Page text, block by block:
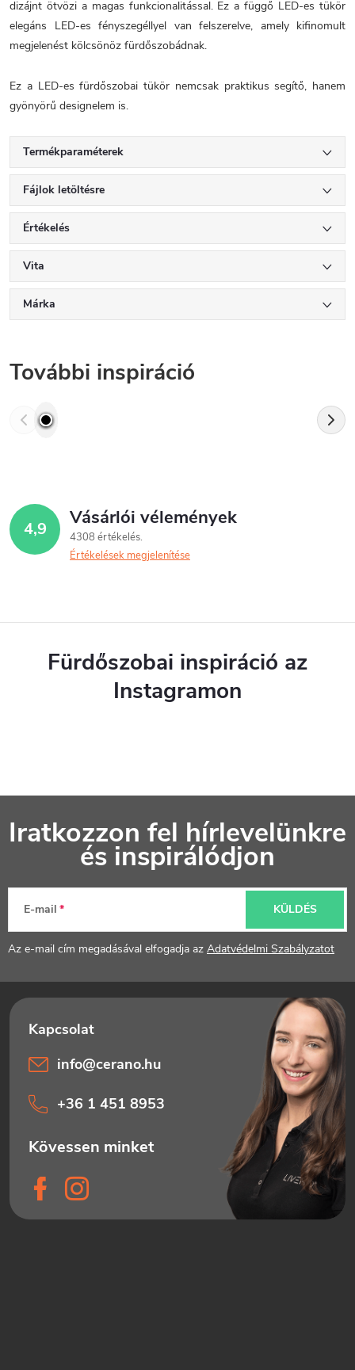
dizájnt ötvözi a magas funkcionalitással. Ez a függő LED-es tükör
elegáns LED-es fényszegéllyel van felszerelve, amely kifinomult
megjelenést kölcsönöz fürdőszobádnak.
Ez a LED-es fürdőszobai tükör nemcsak praktikus segítő, hanem
gyönyörű designelem is.
Termékparaméterek
Fájlok letöltésre
Értékelés
Vita
Márka
További inspiráció
4,9 Vásárlói vélemények
4308 értékelés
Értékelések megjelenítése
Fürdőszobai inspiráció az
Instagramon
á
é
Iratkozzon fel hírlevelünkre
és inspirálódjon
E-mail
Az e-mail cím megadásával elfogadja az Adatvédelmi Szabályzatot
KÜLDÉS
info@cerano.hu
+36 1 451 8953